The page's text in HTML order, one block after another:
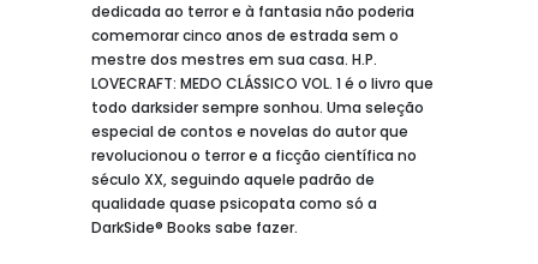
dedicada ao terror e à fantasia não poderia
comemorar cinco anos de estrada sem o
mestre dos mestres em sua casa. H.P.
LOVECRAFT: MEDO CLÁSSICO VOL. 1 é o livro que
todo darksider sempre sonhou. Uma seleção
especial de contos e novelas do autor que
revolucionou o terror e a ficção científica no
século XX, seguindo aquele padrão de
qualidade quase psicopata como só a
DarkSide® Books sabe fazer.